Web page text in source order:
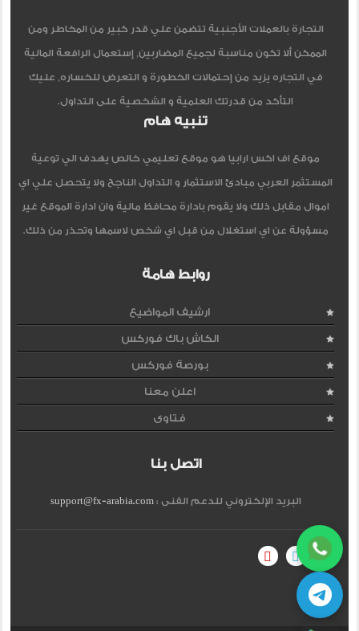
التجارة بالعملات الأجنبية تتضمن علي قدر كبير من المخاطر ومن
الممكن ألا تكون مناسبة لجميع المضاربين, إستعمال الرافعة المالية
في التجاره يزيد من إحتمالات الخطورة و التعرض للخساره, عليك
التأكد من قدرتك العلمية و الشخصية على التداول.
تنبيه هام
موقع اف اكس ارابيا هو موقع تعليمي خالص يهدف الي توعية
المستثمر العربي مبادئ الاستثمار و التداول الناجح ولا يتحصل علي اي
اموال مقابل ذلك ولا يقوم بادارة محافظ مالية وان ادارة الموقع غير
مسؤولة عن اي استغلال من قبل اي شخص لاسمها وتحذر من ذلك.
روابط هامة
ارشيف المواضيع
الكاش باك فوركس
بورصة فوركس
اعلن معنا
فتاوى
اتصل بنا
البريد الإلكتروني للدعم الفنى :support@fx-arabia.com